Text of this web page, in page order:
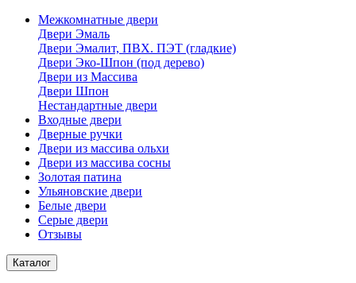
Межкомнатные двери
Двери Эмаль
Двери Эмалит, ПВХ. ПЭТ (гладкие)
Двери Эко-Шпон (под дерево)
Двери из Массива
Двери Шпон
Нестандартные двери
Входные двери
Дверные ручки
Двери из массива ольхи
Двери из массива сосны
Золотая патина
Ульяновские двери
Белые двери
Серые двери
Отзывы
Каталог